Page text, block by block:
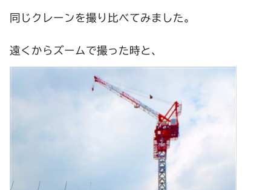
同じクレーンを撮り比べてみました。
遠くからズームで撮った時と、